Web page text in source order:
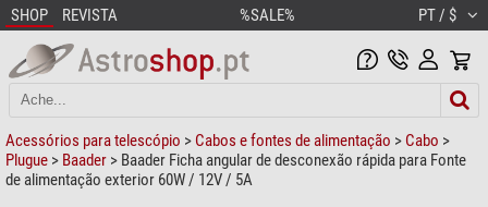
SHOP REVISTA %SALE% PT / $
Acessórios para telescópio > Cabos e fontes de alimentação > Cabo >
Plugue > Baader > Baader Ficha angular de desconexão rápida para Fonte
de alimentação exterior 60W / 12V / 5A